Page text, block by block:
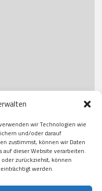
wir Technologien wie
und/oder darauf
zustimmst, können wir Daten
auf dieser Website verarbeiten.
zurückziehst, können
werden.